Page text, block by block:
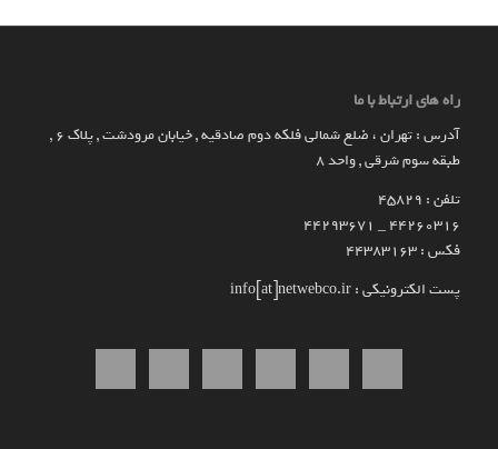
راه های ارتباط با ما
آدرس : تهران ، ضلع شمالی فلکه دوم صادقیه , خیابان مرودشت , پلاک ۶ ,
طبقه سوم شرقی , واحد ۸
تلفن : 45829
۴۴۲۶۰۳۱۶ _ 44293671
فکس : 44383163
پست الکترونیکی : info[at]netwebco.ir